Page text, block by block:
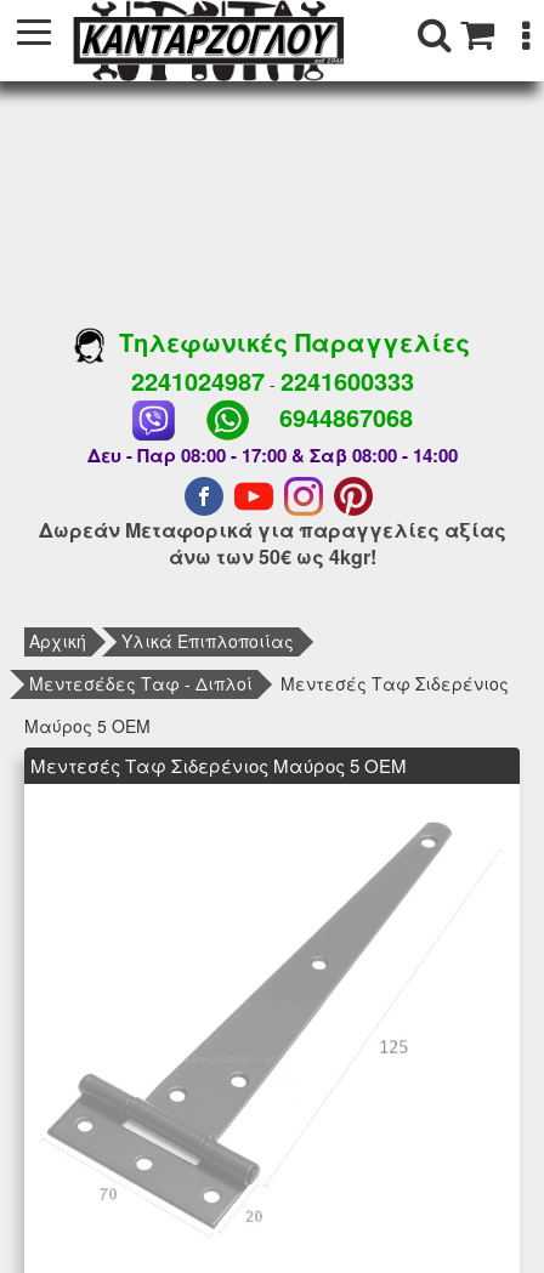
Τηλεφωνικές Παραγγελίες
2241024987- 2241600333
6944867068
Δευ - Παρ 08:00 - 17:00 & Σαβ 08:00 - 14:00
Δωρεάν Μεταφορικά για παραγγελίες αξίας
άνω των 50€ ως 4kgr!
Αρχική
Υλικά Επιπλοποιίας
Μεντεσέδες Ταφ - Διπλοί
Μεντεσές Ταφ Σιδερένιος
Μαύρος 5 OEM
Μεντεσές Ταφ Σιδερένιος Μαύρος 5 OEM